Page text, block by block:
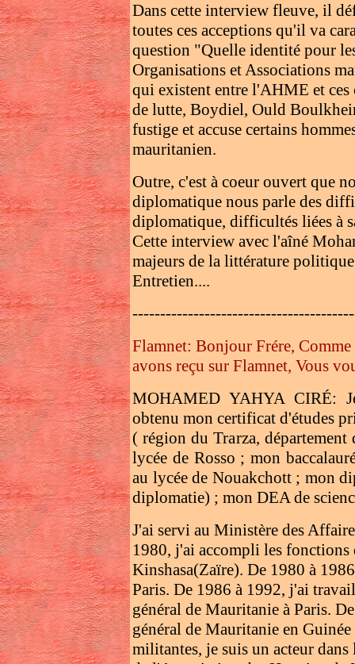
Dans cette interview fleuve, il
toutes ces acceptions qu'il va
question "Quelle identité pour
Organisations et Associations
qui existent entre l'AHME et ces
de lutte, Boydiel, Ould
fustige et accuse certains
mauritanien.
Outre, c'est à coeur ouvert que
diplomatique nous parle des
diplomatique, difficultés liées à
Cette interview avec l'aîné
majeurs de la littérature
Entretien....
Flamnet: Bonjour Frére,
avons reçu sur Flamnet, Vous
MOHAMED YAHYA CIRÉ:
obtenu mon certificat d'études
( région du Trarza,
lycée de Rosso ; mon
au lycée de Nouakchott ; mon
diplomatie) ; mon DEA de
J'ai servi au Ministère des
1980, j'ai accompli les fonctions
Kinshasa(Zaïre). De 1980 à
Paris. De 1986 à 1992, j'ai
général de Mauritanie à Paris.
général de Mauritanie en
militantes, je suis un acteur